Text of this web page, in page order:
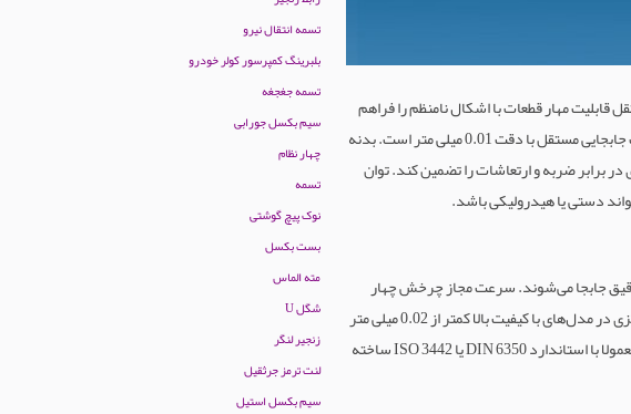
تسمه انتقال نیرو
بلبرینگ کمپرسور کولر خودرو
تسمه جغجغه
سیم بکسل جورابی
چهار نظام
تسمه
نوک پیچ گوشتی
بست بکسل
مته الماس
شگل U
زنجیر لنگر
لنت ترمز جرثقیل
سیم بکسل استیل
قابلیت مهار قطعات با اشکال نامنظم را فراهم
می‌کند. قطر خارجی چهار نظام معمولاً بین 100 تا 400 میلی متر طراحی می‌شود و هر فک دارای قابلیت جابجایی مستقل با دقت 0.01 میلی متر است. بدنه
برابر ضربه و ارتعاشات را تضمین کند. توان
جابجا می‌شوند. سرعت مجاز چرخش چهار
نظام وابسته به قطر آن است و معمولا بین 1500 تا 3000 دور بر دقیقه محدود می‌شود. دقت هم‌مرکزی در مدل‌های با کیفیت بالا کمتر از 0.02 میلی متر
بوده و برای عملیات ماشین‌کاری دقیق مانند سوراخ‌کاری یا رزوه‌تراشی ایده‌آل است. چهار نظام‌ها معمولا با استاندارد DIN 6350 یا ISO 3442 ساخته